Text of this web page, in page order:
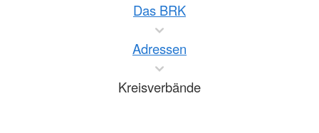
Das BRK
Adressen
Kreisverbände